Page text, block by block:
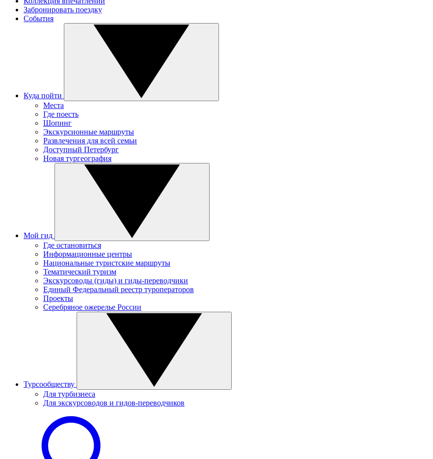
Забронировать поездку
События
Куда пойти
Места
Где поесть
Шопинг
Экскурсионные маршруты
Развлечения для всей семьи
Доступный Петербург
Новая тургеография
Мой гид
Где остановиться
Информационные центры
Национальные туристские маршруты
Тематический туризм
Экскурсоводы (гиды) и гиды-переводчики
Единый Федеральный реестр туроператоров
Проекты
Серебряное ожерелье России
Турсообществу
Для турбизнеса
Для экскурсоводов и гидов-переводчиков